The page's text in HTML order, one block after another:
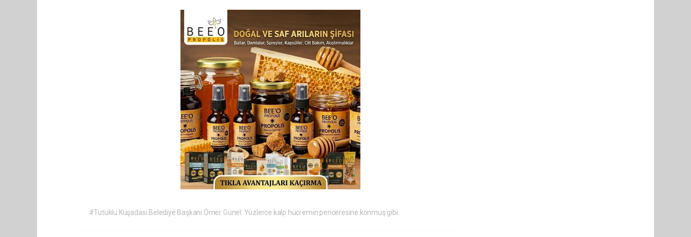
#Tutuklu Kuşadası Belediye Başkanı Ömer Günel: Yüzlerce kalp hücremin penceresine konmuş gibi.